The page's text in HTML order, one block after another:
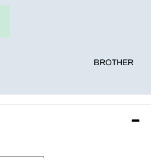
BROTHER